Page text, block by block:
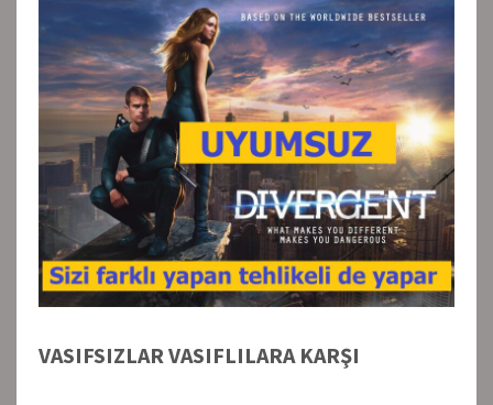
VASIFSIZLAR VASIFLILARA KARŞI